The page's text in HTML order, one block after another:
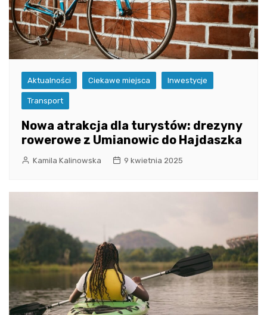
Aktualności Ciekawe miejsca Inwestycje
Transport
Nowa atrakcja dla turystów: drezyny
rowerowe z Umianowic do Hajdaszka
Kamila Kalinowska 9 kwietnia 2025